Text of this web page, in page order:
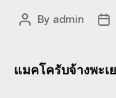
Post
By admin
แมคโครับจ้างพะเ